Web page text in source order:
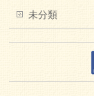
未分類